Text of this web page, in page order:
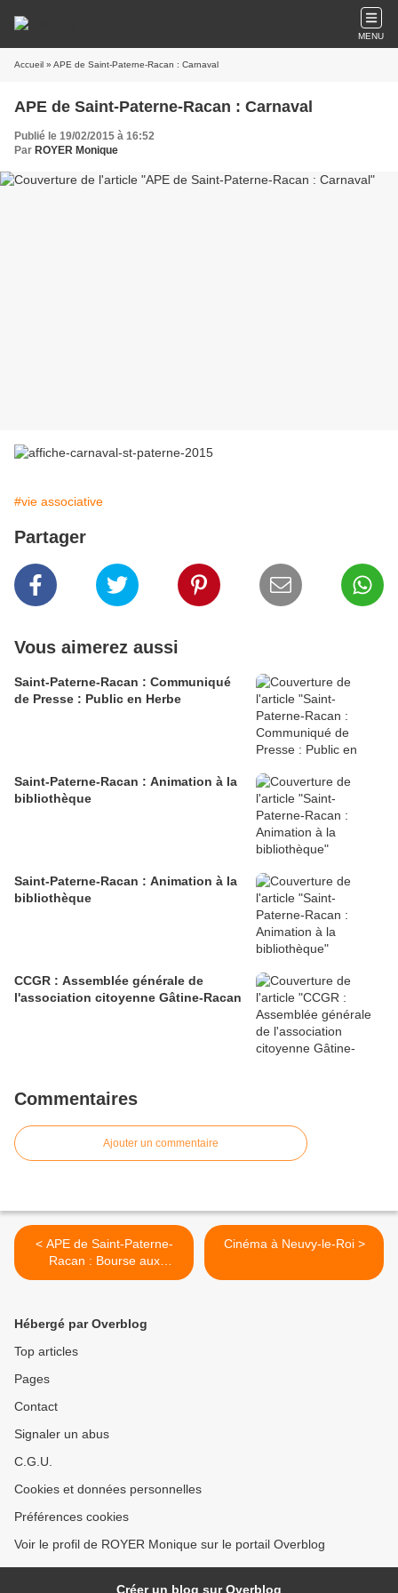
MENU
Accueil » APE de Saint-Paterne-Racan : Carnaval
APE de Saint-Paterne-Racan : Carnaval
Publié le 19/02/2015 à 16:52
Par ROYER Monique
#vie associative
Partager
Vous aimerez aussi
Saint-Paterne-Racan : Communiqué
de Presse : Public en Herbe
Saint-Paterne-Racan : Animation à la
bibliothèque
Saint-Paterne-Racan : Animation à la
bibliothèque
CCGR : Assemblée générale de
l'association citoyenne Gâtine-Racan
Commentaires
Ajouter un commentaire
< APE de Saint-Paterne-
Racan : Bourse aux
vêtements
Cinéma à Neuvy-le-Roi >
Hébergé par Overblog
Top articles
Pages
Contact
Signaler un abus
C.G.U.
Cookies et données personnelles
Préférences cookies
Voir le profil de ROYER Monique sur le portail Overblog
Créer un blog sur Overblog